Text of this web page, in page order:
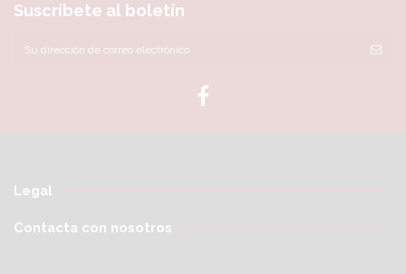
Suscríbete al boletín
Legal
Contacta con nosotros